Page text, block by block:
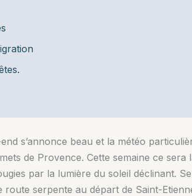
s’annonce beau et la météo
de Provence. Cette semaine ce
par la lumière du soleil déclinant.
route serpente au départ de Saint-